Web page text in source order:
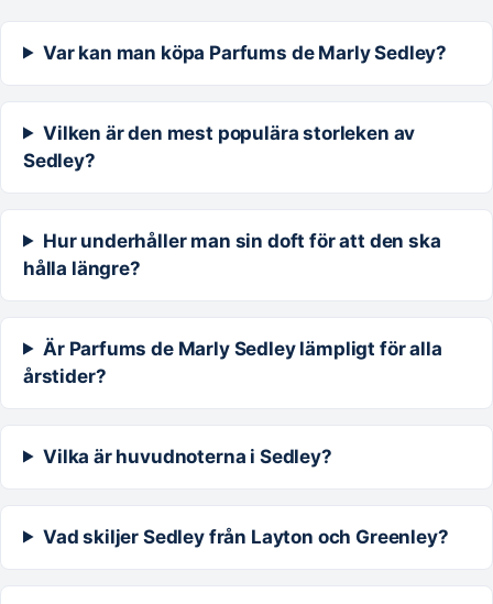
Var kan man köpa Parfums de Marly Sedley?
Vilken är den mest populära storleken av
Sedley?
Hur underhåller man sin doft för att den ska
hålla längre?
Är Parfums de Marly Sedley lämpligt för alla
årstider?
Vilka är huvudnoterna i Sedley?
Vad skiljer Sedley från Layton och Greenley?